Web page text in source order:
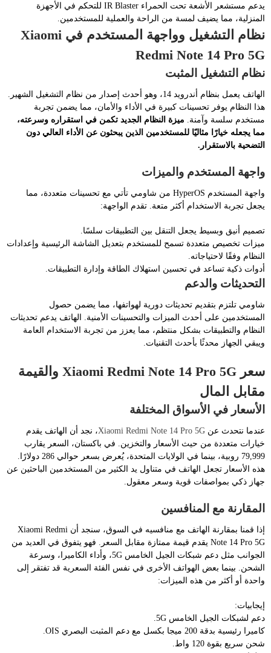
يدعم مستشعر الأشعة تحت الحمراء IR Blaster للتحكم في الأجهزة
المنزلية، مما يضيف لمسة من الراحة والعملية للمستخدمين.
نظام التشغيل وواجهة المستخدم في Xiaomi
Redmi Note 14 Pro 5G
نظام التشغيل المثبت
الهاتف يعمل بنظام أندرويد 14، وهو أحدث إصدار من نظام التشغيل الشهير.
هذا النظام يوفر تحسينات كبيرة في الأداء والأمان، مما يضمن تجربة
مستخدم سلسة وآمنة. ميزة النظام الجديد تكمن في استقراره وسرعته،
مما يجعله خيارًا مثاليًا للمستخدمين الذين يبحثون عن الأداء العالي دون
التضحية بالاستقرار.
واجهة المستخدم والميزات
واجهة المستخدم HyperOS من شاومي تأتي مع تحسينات متعددة، مما
يجعل تجربة الاستخدام أكثر متعة. تقدم الواجهة:
تصميم أنيق وبسيط يجعل التنقل بين التطبيقات سلسًا.
ميزات تخصيص متعددة تسمح للمستخدم بتعديل الشاشة الرئيسية وإعدادات
النظام وفقًا لاحتياجاته.
أدوات ذكية تساعد في تحسين استهلاك الطاقة وإدارة التطبيقات.
التحديثات والدعم
شاومي تلتزم بتقديم تحديثات دورية لهواتفها، مما يضمن حصول
المستخدمين على أحدث الميزات والتحسينات الأمنية. الهاتف يدعم تحديثات
النظام والتطبيقات بشكل منتظم، مما يعزز من تجربة الاستخدام العامة
ويبقي الجهاز محدثًا بأحدث التقنيات.
سعر Xiaomi Redmi Note 14 Pro 5G والقيمة
مقابل المال
الأسعار في الأسواق المختلفة
عندما نتحدث عن Xiaomi Redmi Note 14 Pro 5G، نجد أن الهاتف يقدم
خيارات متعددة من حيث الأسعار والتخزين. في باكستان، السعر يقارب
79,999 روبية، بينما في الولايات المتحدة، يُعرض بسعر حوالي 286 دولارًا.
هذه الأسعار تجعل الهاتف في متناول يد الكثير من المستخدمين الباحثين عن
جهاز ذكي بمواصفات قوية وسعر معقول.
المقارنة مع المنافسين
إذا قمنا بمقارنة الهاتف مع منافسيه في السوق، سنجد أن Xiaomi Redmi
Note 14 Pro 5G يقدم قيمة ممتازة مقابل السعر. فهو يتفوق في العديد من
الجوانب مثل دعم شبكات الجيل الخامس 5G، وأداء الكاميرا، وسرعة
الشحن. بينما بعض الهواتف الأخرى في نفس الفئة السعرية قد تفتقر إلى
واحدة أو أكثر من هذه الميزات:
إيجابيات:
دعم لشبكات الجيل الخامس 5G.
كاميرا رئيسية بدقة 200 ميجا بكسل مع دعم المثبت البصري OIS.
شحن سريع بقوة 120 واط.